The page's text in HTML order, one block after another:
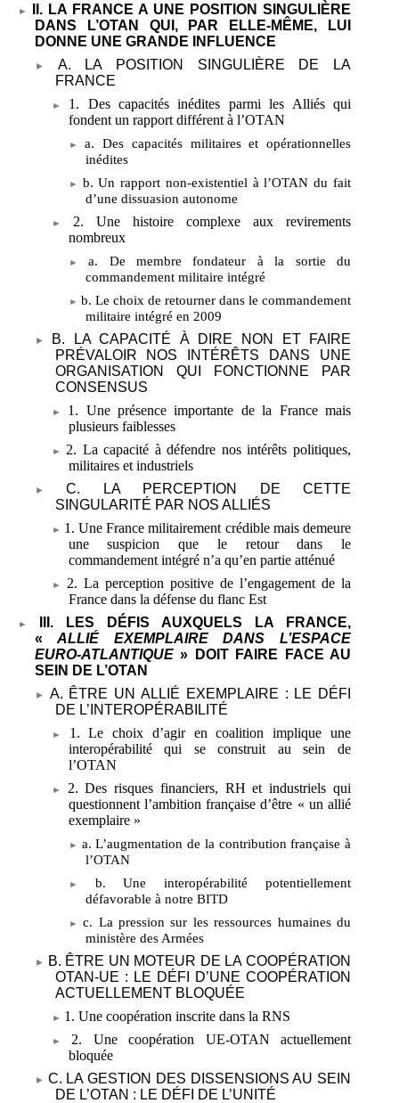
II. LA FRANCE A UNE POSITION SINGULIÈRE
DANS L’OTAN QUI, PAR ELLE-MÊME, LUI
DONNE UNE GRANDE INFLUENCE
A. LA POSITION SINGULIÈRE DE LA
FRANCE
1. Des capacités inédites parmi les Alliés qui
fondent un rapport différent à l’OTAN
a. Des capacités militaires et opérationnelles
inédites
b. Un rapport non-existentiel à l’OTAN du fait
d’une dissuasion autonome
2. Une histoire complexe aux revirements
nombreux
a. De membre fondateur à la sortie du
commandement militaire intégré
b. Le choix de retourner dans le commandement
militaire intégré en 2009
B. LA CAPACITÉ À DIRE NON ET FAIRE
PRÉVALOIR NOS INTÉRÊTS DANS UNE
ORGANISATION QUI FONCTIONNE PAR
CONSENSUS
1. Une présence importante de la France mais
plusieurs faiblesses
2. La capacité à défendre nos intérêts politiques,
militaires et industriels
C. LA PERCEPTION DE CETTE
SINGULARITÉ PAR NOS ALLIÉS
1. Une France militairement crédible mais demeure
une suspicion que le retour dans le
commandement intégré n’a qu’en partie atténué
2. La perception positive de l’engagement de la
France dans la défense du flanc Est
III. LES DÉFIS AUXQUELS LA FRANCE,
«
ALLIÉ EXEMPLAIRE DANS L’ESPACE
EURO-ATLANTIQUE » DOIT FAIRE FACE AU
SEIN DE L’OTAN
A. ÊTRE UN ALLIÉ EXEMPLAIRE : LE DÉFI
DE L’INTEROPÉRABILITÉ
1. Le choix d’agir en coalition implique une
interopérabilité qui se construit au sein de
l’OTAN
2. Des risques financiers, RH et industriels qui
questionnent l’ambition française d’être « un allié
exemplaire »
a. L’augmentation de la contribution française à
l’OTAN
b. Une interopérabilité potentiellement
défavorable à notre BITD
c. La pression sur les ressources humaines du
ministère des Armées
B. ÊTRE UN MOTEUR DE LA COOPÉRATION
OTAN-UE : LE DÉFI D’UNE COOPÉRATION
ACTUELLEMENT BLOQUÉE
1. Une coopération inscrite dans la RNS
2. Une coopération UE-OTAN actuellement
bloquée
C. LA GESTION DES DISSENSIONS AU SEIN
DE L’OTAN : LE DÉFI DE L’UNITÉ